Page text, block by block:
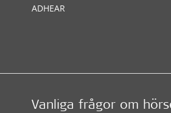
ADHEAR
Vanliga frågor om